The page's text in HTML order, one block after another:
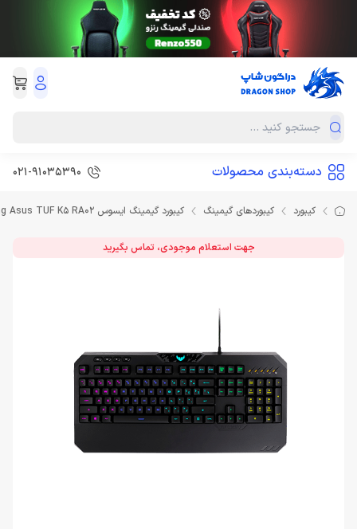
دسته‌بندی محصولات 021-91035390
کیبورد کیبوردهای گیمینگ کیبورد گیمینگ ایسوس Keyboard Gaming Asus TUF K5 RA02
جهت استعلام موجودی، تماس بگیرید